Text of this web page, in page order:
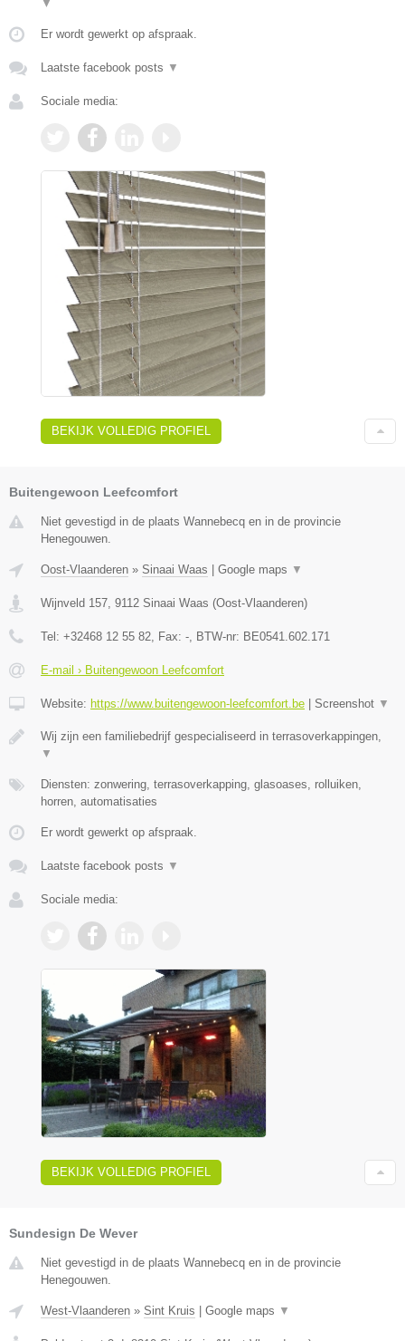
▼
Er wordt gewerkt op afspraak.
Laatste facebook posts ▼
Sociale media:
BEKIJK VOLLEDIG PROFIEL
Buitengewoon Leefcomfort
Niet gevestigd in de plaats Wannebecq en in de provincie
Henegouwen.
Oost-Vlaanderen » Sinaai Waas Google maps ▼
Wijnveld 157 9112 Sinaai Waas (Oost-Vlaanderen)
Tel: +32468 12 55 82 , Fax: - , BTW-nr: BE0541.602.171
E-mail › Buitengewoon Leefcomfort
Website: https://www.buitengewoon-leefcomfort.be Screenshot ▼
Wij zijn een familiebedrijf gespecialiseerd in terrasoverkappingen,
▼
Diensten: zonwering, terrasoverkapping, glasoases, rolluiken,
horren, automatisaties
Er wordt gewerkt op afspraak.
Laatste facebook posts ▼
Sociale media:
BEKIJK VOLLEDIG PROFIEL
Sundesign De Wever
Niet gevestigd in de plaats Wannebecq en in de provincie
Henegouwen.
West-Vlaanderen » Sint Kruis Google maps ▼